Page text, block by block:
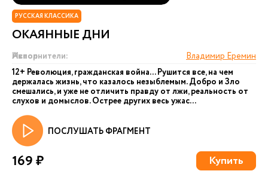
РУССКАЯ КЛАССИКА
ОКАЯННЫЕ ДНИ
Автор:
Исполнители:
Владимир Еремин
12+ Революция, гражданская война... Рушится все, на чем
держалась жизнь, что казалось незыблемым. Добро и Зло
смешались, и уже не отличить правду от лжи, реальность от
слухов и домыслов. Острее других весь ужас...
ПОСЛУШАТЬ ФРАГМЕНТ
169 ₽ Купить